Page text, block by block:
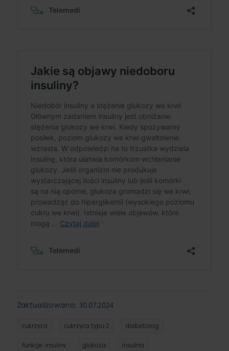
Zaktualizowano: 30.07.2024
cukrzyca cukrzyca typu 2 diabetolog
funkcje-insuliny glukoza insulina